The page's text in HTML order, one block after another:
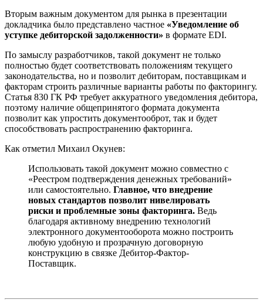
Вторым важным документом для рынка в презентации
докладчика было представлено частное «Уведомление об
уступке дебиторской задолженности» в формате EDI.
По замыслу разработчиков, такой документ не только
полностью будет соответствовать положениям текущего
законодательства, но и позволит дебиторам, поставщикам и
факторам строить различные варианты работы по факторингу.
Статья 830 ГК РФ требует аккуратного уведомления дебитора,
поэтому наличие общепринятого формата документа
позволит как упростить документооброт, так и будет
способствовать распространению факторинга.
Как отметил Михаил Окунев:
Использовать такой документ можно совместно с
«Реестром подтверждения денежных требований»
или самостоятельно. Главное, что внедрение
новых стандартов позволит нивелировать
риски и проблемные зоны факторинга. Ведь
благодаря активному внедрению технологий
электронного документооборота можно построить
любую удобную и прозрачную договорную
конструкцию в связке Дебитор-Фактор-
Поставщик.